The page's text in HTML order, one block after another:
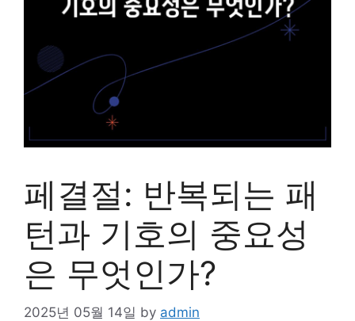
페결절: 반복되는 패
턴과 기호의 중요성
은 무엇인가?
2025년 05월 14일 by admin